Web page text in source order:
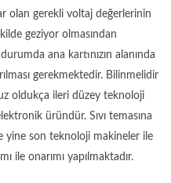
olan gerekli voltaj değerlerinin
geziyor olmasından
ana kartınızın alanında
gerekmektedir. Bilinmelidir
oldukça ileri düzey teknoloji
üründür. Sıvı temasına
yine son teknoloji makineler ile
ile onarımı yapılmaktadır.